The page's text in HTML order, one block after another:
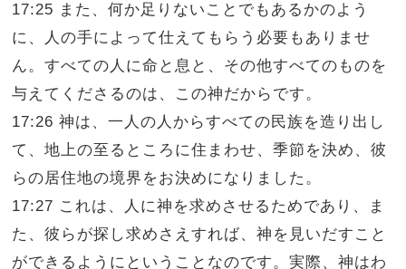
17:25 また、何か足りないことでもあるかのよう
に、人の手によって仕えてもらう必要もありませ
ん。すべての人に命と息と、その他すべてのものを
与えてくださるのは、この神だからです。
17:26 神は、一人の人からすべての民族を造り出し
て、地上の至るところに住まわせ、季節を決め、彼
らの居住地の境界をお決めになりました。
17:27 これは、人に神を求めさせるためであり、ま
た、彼らが探し求めさえすれば、神を見いだすこと
ができるようにということなのです。実際、神はわ